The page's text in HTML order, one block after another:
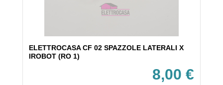
ELETTROCASA CF 02 SPAZZOLE LATERALI X
IROBOT (RO 1)
8,00 €